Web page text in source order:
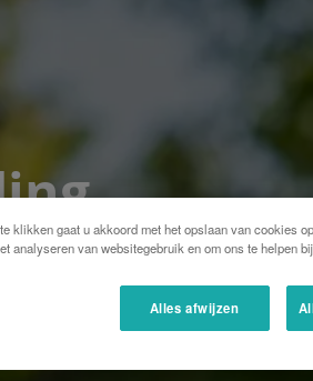
klikken gaat u akkoord met het opslaan van cookies
analyseren van websitegebruik en om ons te helpen
Alles afwijzen